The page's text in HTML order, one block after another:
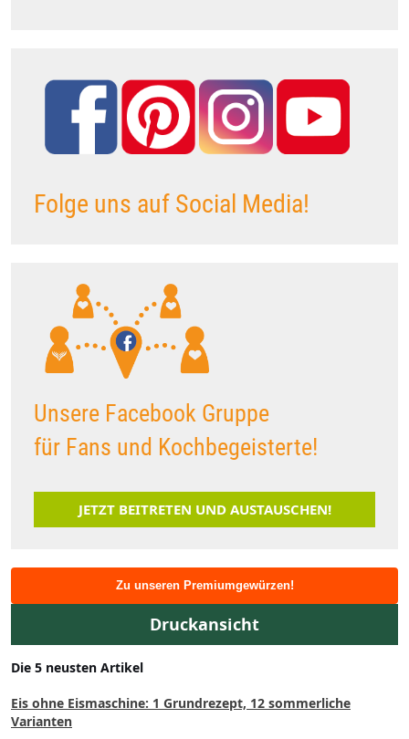
Folge uns auf Social Media!
Unsere Facebook Gruppe
für Fans und Kochbegeisterte!
JETZT BEITRETEN UND AUSTAUSCHEN!
Zu unseren Premiumgewürzen!
Druckansicht
Die 5 neusten Artikel
Eis ohne Eismaschine: 1 Grundrezept, 12 sommerliche
Varianten